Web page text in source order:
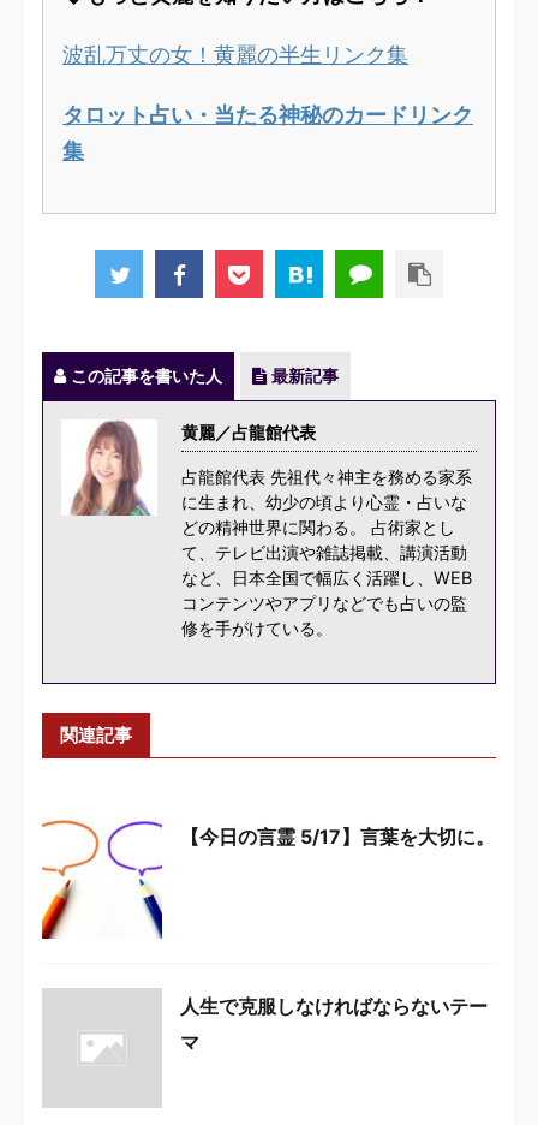
波乱万丈の女！黄麗の半生リンク集
タロット占い・当たる神秘のカードリンク
集
この記事を書いた人 最新記事
黄麗／占龍館代表
占龍館代表 先祖代々神主を務める家系
に生まれ、幼少の頃より心霊・占いな
どの精神世界に関わる。 占術家とし
て、テレビ出演や雑誌掲載、講演活動
など、日本全国で幅広く活躍し、WEB
コンテンツやアプリなどでも占いの監
修を手がけている。
関連記事
【今日の言霊 5/17】言葉を大切に。
人生で克服しなければならないテー
マ